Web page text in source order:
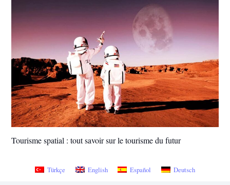
Tourisme spatial : tout savoir sur le tourisme du futur
Türkçe English Español Deutsch